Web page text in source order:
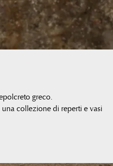
greco.
collezione di reperti e vasi